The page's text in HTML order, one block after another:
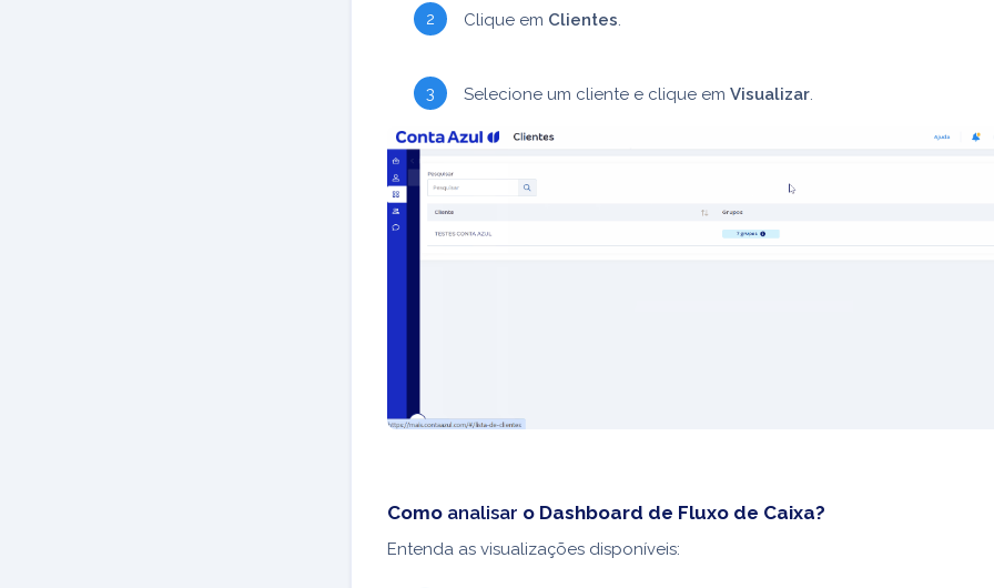
Clique em Clientes
Selecione um cliente e clique em Visualizar
Como analisar o Dashboard de Fluxo de Caixa?
Entenda as visualizações disponíveis: